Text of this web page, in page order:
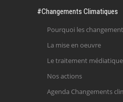
#Changements Climatiques
Pourquoi les
La mise en oeuvre
Le traitement médiatique
Nos actions
Agenda Changements